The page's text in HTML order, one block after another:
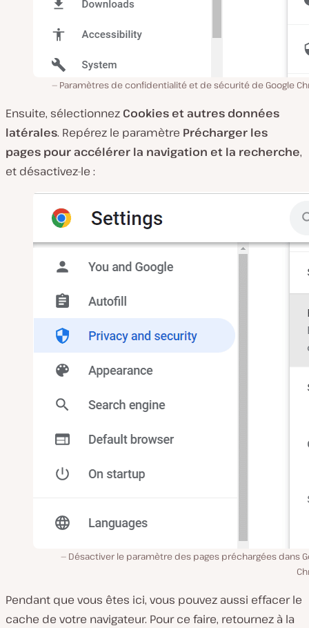
Paramètres de confidentialité et de sécurité de Google
Ensuite, sélectionnez Cookies et autres données
latérales. Repérez le paramètre Précharger les
pages pour accélérer la navigation et la recherche,
et désactivez-le :
Désactiver le paramètre des pages préchargées dans
Pendant que vous êtes ici, vous pouvez aussi effacer le
cache de votre navigateur. Pour ce faire, retournez à la